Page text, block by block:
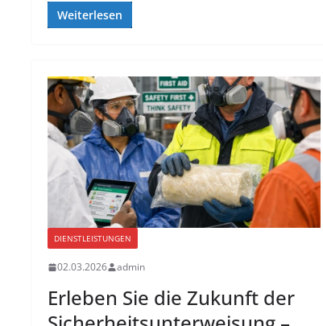
Weiterlesen
DIENSTLEISTUNGEN
02.03.2026 admin
Erleben Sie die Zukunft der